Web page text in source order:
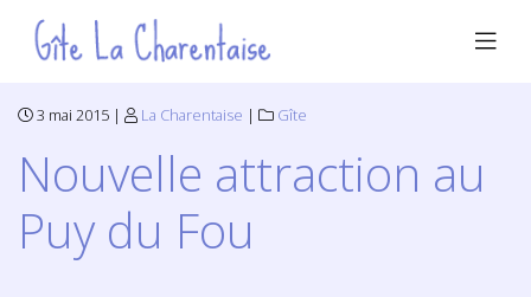
3 mai 2015 | La Charentaise | Gîte
Nouvelle attraction au
Puy du Fou